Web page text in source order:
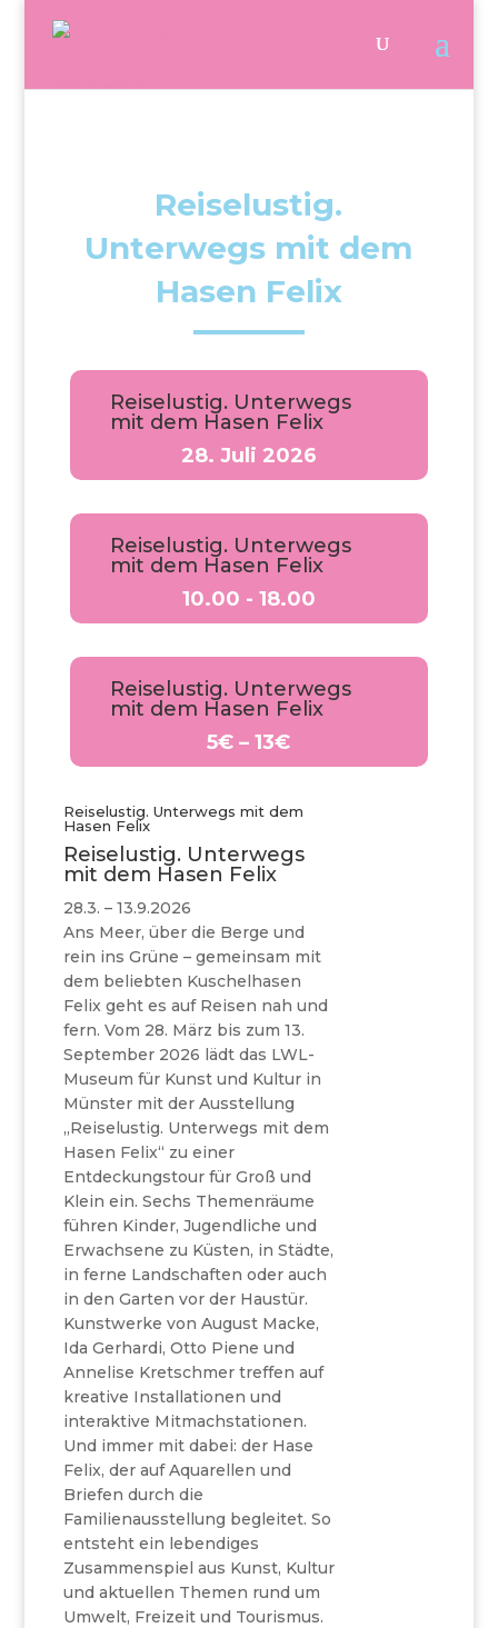
Reiselustig.
Unterwegs mit dem
Hasen Felix
Reiselustig. Unterwegs
mit dem Hasen Felix
28. Juli 2026
Reiselustig. Unterwegs
mit dem Hasen Felix
10.00 - 18.00
Reiselustig. Unterwegs
mit dem Hasen Felix
5€ – 13€
Reiselustig. Unterwegs mit dem
Hasen Felix
Reiselustig. Unterwegs
mit dem Hasen Felix
28.3. – 13.9.2026
Ans Meer, über die Berge und
rein ins Grüne – gemeinsam mit
dem beliebten Kuschelhasen
Felix geht es auf Reisen nah und
fern. Vom 28. März bis zum 13.
September 2026 lädt das LWL-
Museum für Kunst und Kultur in
Münster mit der Ausstellung
„Reiselustig. Unterwegs mit dem
Hasen Felix“ zu einer
Entdeckungstour für Groß und
Klein ein. Sechs Themenräume
führen Kinder, Jugendliche und
Erwachsene zu Küsten, in Städte,
in ferne Landschaften oder auch
in den Garten vor der Haustür.
Kunstwerke von August Macke,
Ida Gerhardi, Otto Piene und
Annelise Kretschmer treffen auf
kreative Installationen und
interaktive Mitmachstationen.
Und immer mit dabei: der Hase
Felix, der auf Aquarellen und
Briefen durch die
Familienausstellung begleitet. So
entsteht ein lebendiges
Zusammenspiel aus Kunst, Kultur
und aktuellen Themen rund um
Umwelt, Freizeit und Tourismus.